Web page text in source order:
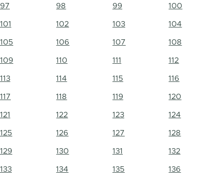
97 98 99 100
101 102 103 104
105 106 107 108
109 110 111 112
113 114 115 116
117 118 119 120
121 122 123 124
125 126 127 128
129 130 131 132
133 134 135 136